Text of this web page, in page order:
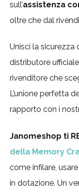
sull’assistenza
oltre che dal
Unisci la
distributore
rivenditore che
L’unione perfetta
rapporto con i
Janomeshop ti
della Memory
come infilare,
in dotazione. Un